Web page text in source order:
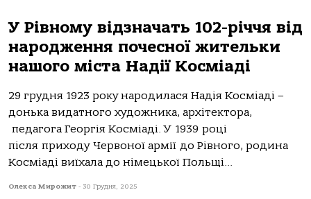
У Рівному відзначать 102-річчя від
народження почесної жительки
нашого міста Надії Косміаді
29 грудня 1923 року народилася Надія Косміаді –
донька видатного художника, архітектора,
педагога Георгія Косміаді. У 1939 році
після приходу Червоної армії до Рівного, родина
Косміаді виїхала до німецької Польщі...
Олекса Мирожит - 30 Грудня, 2025